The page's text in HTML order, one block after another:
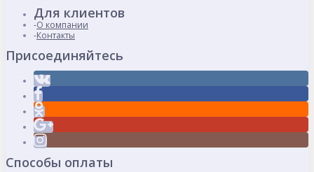
Для клиентов
О компании
Контакты
Присоединяйтесь
Способы оплаты